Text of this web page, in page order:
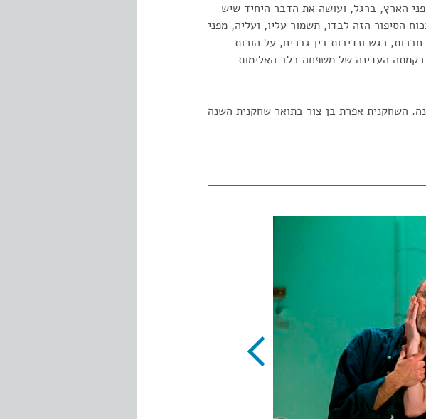
הארץ, ברגל, ועושה את הדבר היחיד שיש
הסיפור הזה לבדו, תשמור עליו, ועליה, מפני
רגש ונדיבות בין גברים, על הורות
העדינה של משפחה בלב האלימות
השנה. השחקנית אפרת בן צור בתואר שחקנית השנה